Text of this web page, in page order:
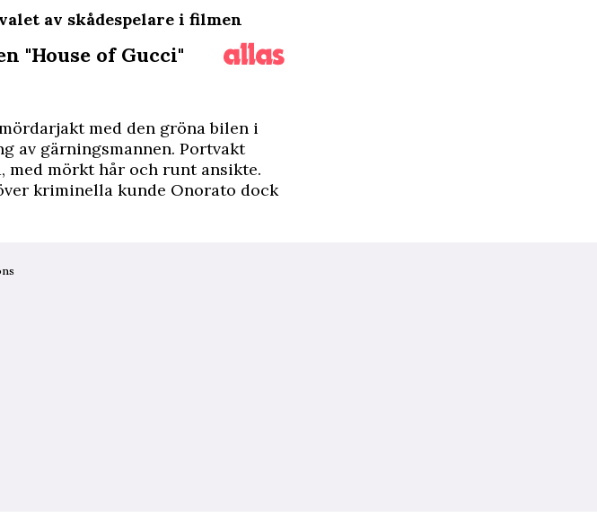
av skådespelare i filmen
"House of Gucci"
med den gröna bilen i
av gärningsmannen. Portvakt
med mörkt hår och runt ansikte.
kriminella kunde Onorato dock